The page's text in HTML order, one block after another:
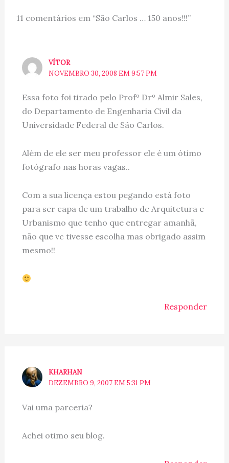
11 comentários em “São Carlos … 150 anos!!!”
VÍTOR
NOVEMBRO 30, 2008 EM 9:57 PM
Essa foto foi tirado pelo Profº Drº Almir Sales,
do Departamento de Engenharia Civil da
Universidade Federal de São Carlos.
Além de ele ser meu professor ele é um ótimo
fotógrafo nas horas vagas..
Com a sua licença estou pegando está foto
para ser capa de um trabalho de Arquitetura e
Urbanismo que tenho que entregar amanhã,
não que vc tivesse escolha mas obrigado assim
mesmo!!
Responder
KHARHAN
DEZEMBRO 9, 2007 EM 5:31 PM
Vai uma parceria?
Achei otimo seu blog.